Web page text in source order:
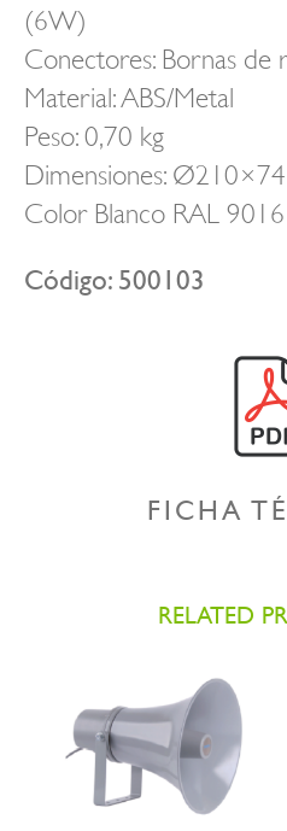
(6W)
Conectores: Bornas de
Material: ABS/Metal
Peso: 0,70 kg
Dimensiones:
Color Blanco RAL 9016
Código: 500103
FICHA
RELATED